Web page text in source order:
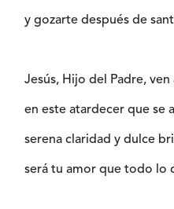
y gozarte después de
Jesús, Hijo del Padre, ven
en este atardecer que se
serena claridad y dulce
será tu amor que todo lo